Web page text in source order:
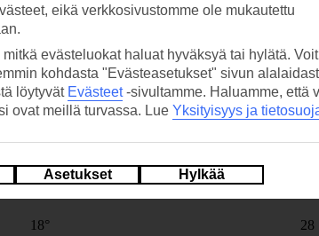
17°
18° 24
19
19
17° 21
18°
18° 28
eikä verkkosivustomme ole mukautettu
evästeluokat haluat hyväksyä tai hylätä. Voit
kohdasta "Evästeasetukset" sivun
löytyvät Evästeet-sivultamme. Haluamme, että
ovat meillä turvassa. Lue Yksityisyys ja
Asetukset Hylkää